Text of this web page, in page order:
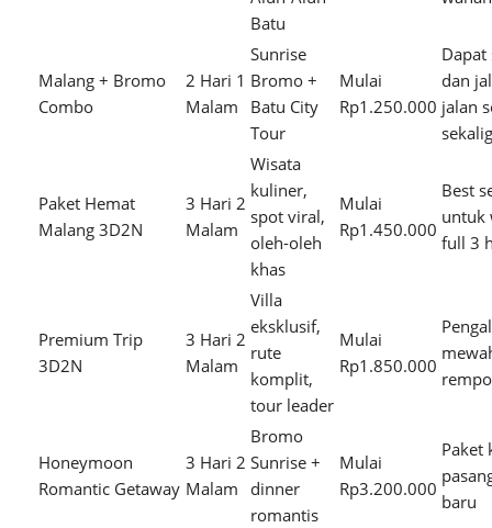
Batu
Malang + Bromo
Combo
2 Hari 1
Malam
Sunrise
Bromo +
Batu City
Tour
Mulai
Rp1.250.000
Dapat
dan
jalan
Paket Hemat
Malang 3D2N
3 Hari 2
Malam
Wisata
kuliner,
spot viral,
oleh-oleh
khas
Mulai
Rp1.450.000
Best
untuk
full 3
Premium Trip
3D2N
3 Hari 2
Malam
Villa
eksklusif,
rute
komplit,
tour leader
Mulai
Rp1.850.000
Honeymoon
Romantic Getaway
3 Hari 2
Malam
Bromo
Sunrise +
dinner
romantis
Mulai
Rp3.200.000
Paket
baru